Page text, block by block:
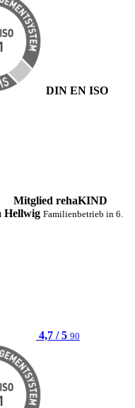
DIN EN ISO
Mitglied rehaKIND
Hellwig Familienbetrieb in 6.
4,7 / 5 90